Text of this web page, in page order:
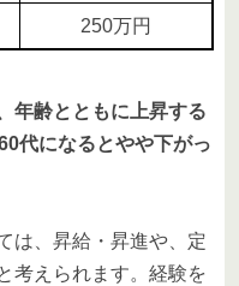
250万円
年齢とともに上昇する
代になるとやや下がっ
は、昇給・昇進や、定
考えられます。経験を